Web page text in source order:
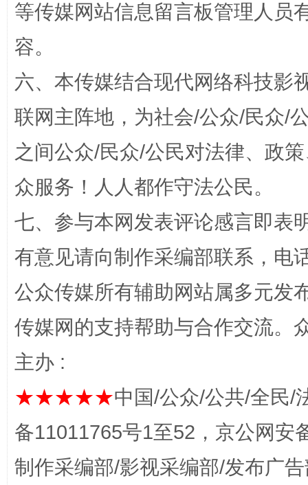
“蜀中异人”王建安的艺术幻境
完善运行机制助力责任有效落实 一纸欠
等传媒网站信息留言板管理人员
容。
六、本传媒结合现代网络科技影
联网主阵地，为社会/公众/民众/
之间公众/民众/公民对法律、政
众服务！人人都作守法公民。
七、参与本网发表评论感言即表
有意见请向制作采编部联系，电
公众传媒所有辅助网站属多元发
传媒网的支持帮助与合作交流。
主办 :
★★★★★中国/公众/公共/全民/
备11011765号1至52，京公网安
制作采编部/影视采编部/发布广